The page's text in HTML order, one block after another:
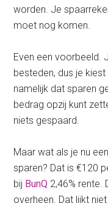
worden. Je
moet nog komen.
Even een voorbeeld.
besteden, dus je
namelijk dat sparen
bedrag opzij kunt
niets gespaard.
Maar wat als je nu
sparen? Dat is €120
bij BunQ 2,46% rente.
overheen. Dat lijkt